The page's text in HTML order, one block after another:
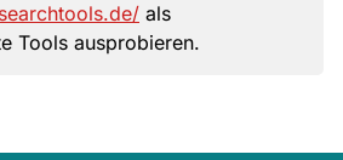
als
Tools ausprobieren.